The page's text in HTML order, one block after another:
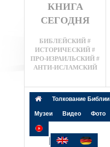
КНИГА
СЕГОДНЯ
БИБЛЕЙСКИЙ #
ИСТОРИЧЕСКИЙ #
ПРО-ИЗРАИЛЬСКИЙ #
АНТИ-ИСЛАМСКИЙ
Толкование Библии
Музеи Видео Фото
|